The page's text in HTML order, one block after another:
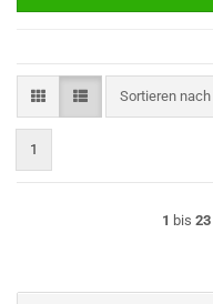
Sortieren nach
Sortieren nach
1
1 bis 23